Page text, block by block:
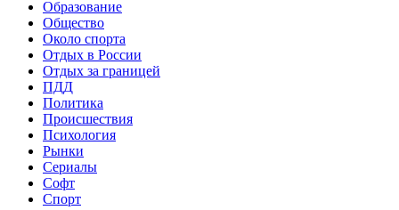
Образование
Общество
Около спорта
Отдых в России
Отдых за границей
ПДД
Политика
Происшествия
Психология
Рынки
Сериалы
Софт
Спорт